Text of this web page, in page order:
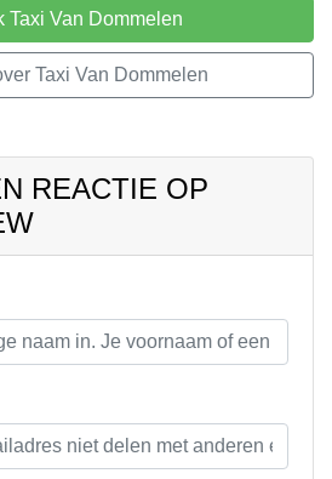
Taxi Van Dommelen
Taxi Van Dommelen
REACTIE OP